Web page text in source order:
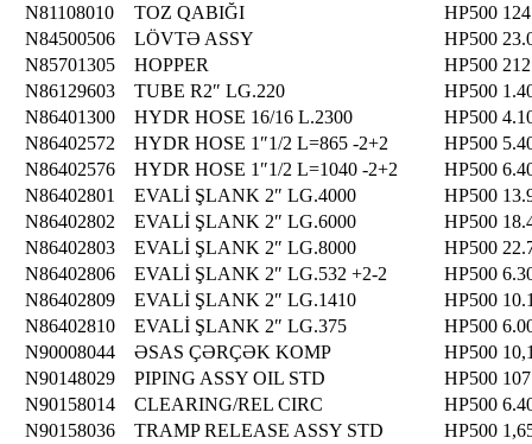
N81108010
TOZ QABIĞI HP500
N84500506
LÖVTƏ ASSY HP500
N85701305
HOPPER HP500
N86129603
TUBE R2″ LG.220 HP500
N86401300
HYDR HOSE 16/16 L.2300 HP500
N86402572
HYDR HOSE 1″1/2 L=865 -2+2 HP500
N86402576
HYDR HOSE 1″1/2 L=1040 -2+2 HP500
N86402801
EVALİ ŞLANK 2″ LG.4000 HP500
N86402802
EVALİ ŞLANK 2″ LG.6000 HP500
N86402803
EVALİ ŞLANK 2″ LG.8000 HP500
N86402806
EVALİ ŞLANK 2″ LG.532 +2-2 HP500
N86402809
EVALİ ŞLANK 2″ LG.1410 HP500
N86402810
EVALİ ŞLANK 2″ LG.375 HP500
N90008044
ƏSAS ÇƏRÇƏK KOMP HP500
N90148029
PIPING ASSY OIL STD HP500
N90158014
CLEARING/REL CIRC HP500
N90158036
TRAMP RELEASE ASSY STD HP500